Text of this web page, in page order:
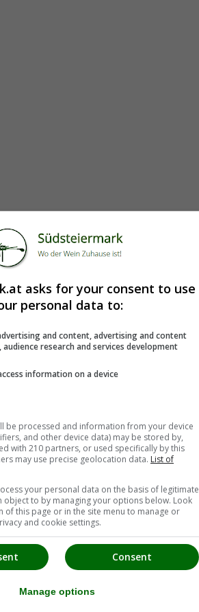
asks for your consent to use
personal data to:
and content, advertising and content
research and services development
information on a device
be processed and information from your device
and other device data) may be stored by,
with 210 partners, or used specifically by this
may use precise geolocation data. List of
your personal data on the basis of legitimate
object to by managing your options below. Look
of this page or in the site menu to manage or
and cookie settings.
Consent
Manage options